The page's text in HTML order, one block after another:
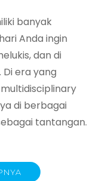
banyak
Anda ingin
dan di
era yang
di berbagai
tantangan.